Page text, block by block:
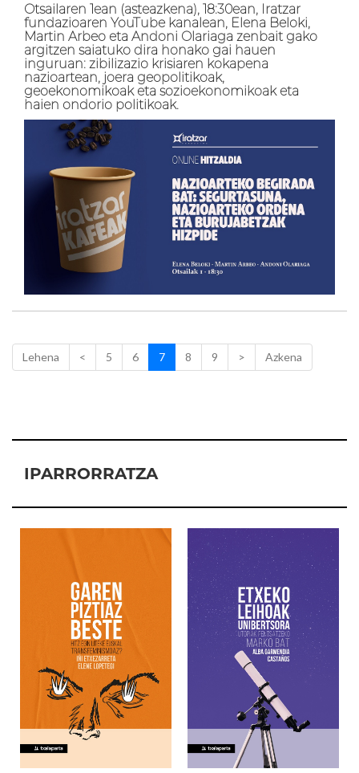
Otsailaren 1ean (asteazkena), 18:30ean, Iratzar
fundazioaren YouTube kanalean, Elena Beloki,
Martin Arbeo eta Andoni Olariaga zenbait gako
argitzen saiatuko dira honako gai hauen
inguruan: zibilizazio krisiaren kokapena
nazioartean, joera geopolitikoak,
geoekonomikoak eta sozioekonomikoak eta
haien ondorio politikoak.
Lehena < 5 6 7 8 9 > Azkena
IPARRORRATZA